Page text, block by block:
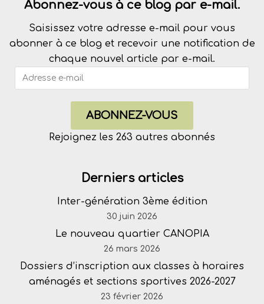
Abonnez-vous à ce blog par e-mail.
Saisissez votre adresse e-mail pour vous
abonner à ce blog et recevoir une notification de
chaque nouvel article par e-mail.
ABONNEZ-VOUS
Rejoignez les 263 autres abonnés
Derniers articles
Inter-génération 3ème édition
30 juin 2026
Le nouveau quartier CANOPIA
26 mars 2026
Dossiers d’inscription aux classes à horaires
aménagés et sections sportives 2026-2027
23 février 2026